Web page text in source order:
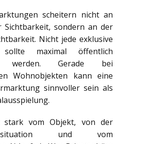
scheitern nicht an
Sichtbarkeit, sondern an der
Nicht jede exklusive
sollte maximal öffentlich
werden. Gerade bei
Wohnobjekten kann eine
sinnvoller sein als
stark vom Objekt, von der
und vom